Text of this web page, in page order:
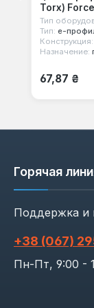
Torx) Force
Тип
Тип: е-
Конструкция:
Назначение:
Обычная
67,87 ₴
Горячая
Поддержка и
+38 (067)
Пн-Пт, 9:00 -